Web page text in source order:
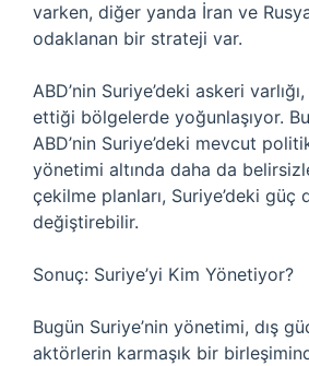
varken, diğer yanda İran ve
odaklanan bir strateji var.
ABD’nin Suriye’deki askeri
ettiği bölgelerde yoğunlaşıyor.
ABD’nin Suriye’deki mevcut
yönetimi altında daha da
çekilme planları, Suriye’deki güç
değiştirebilir.
Sonuç: Suriye’yi Kim Yönetiyor?
Bugün Suriye’nin yönetimi, dış
aktörlerin karmaşık bir